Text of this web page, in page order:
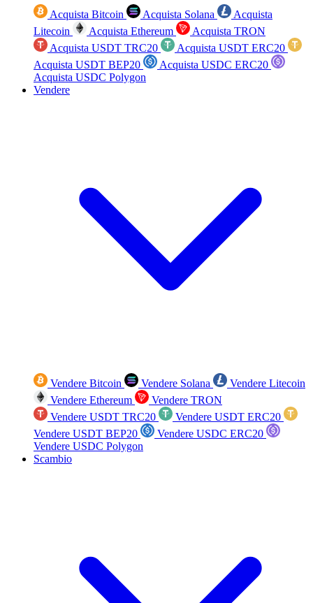
Acquista Bitcoin Acquista Solana
Acquista
Litecoin
Acquista Ethereum
Acquista TRON
Acquista USDT TRC20
Acquista USDT ERC20
Acquista USDT BEP20
Acquista USDC ERC20
Acquista USDC Polygon
Vendere
Vendere Bitcoin Vendere Solana
Vendere Litecoin
Vendere Ethereum
Vendere TRON
Vendere USDT TRC20
Vendere USDT ERC20
Vendere USDT BEP20
Vendere USDC ERC20
Vendere USDC Polygon
Scambio